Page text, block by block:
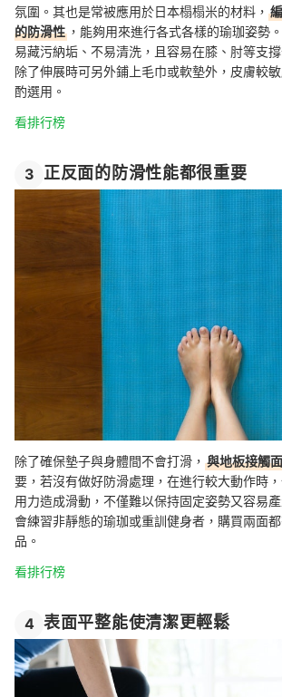
氛圍。其也是常被應用於日本榻榻米的材料，
的防滑性 ，能夠用來進行各式各樣的瑜珈姿勢
易藏污納垢、不易清洗，且容易在膝、肘等支
除了伸展時可另外鋪上毛巾或軟墊外，皮膚較
酌選用。
看排行榜
3 正反面的防滑性能都很重要
除了確保墊子與身體間不會打滑， 與地板接觸
要，若沒有做好防滑處理，在進行較大動作時
用力造成滑動，不僅難以保持固定姿勢又容易
會練習非靜態的瑜珈或重訓健身者，購買兩面
品。
看排行榜
4 表面平整能使清潔更輕鬆